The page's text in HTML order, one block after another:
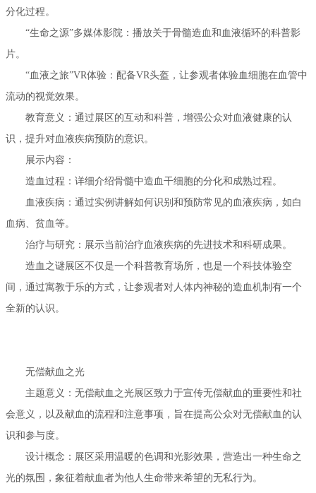
分化过程。
“生命之源”多媒体影院：播放关于骨髓造血和血液循环的科普影
片。
“血液之旅”VR体验：配备VR头盔，让参观者体验血细胞在血管中
流动的视觉效果。
教育意义：通过展区的互动和科普，增强公众对血液健康的认
识，提升对血液疾病预防的意识。
展示内容：
造血过程：详细介绍骨髓中造血干细胞的分化和成熟过程。
血液疾病：通过实例讲解如何识别和预防常见的血液疾病，如白
血病、贫血等。
治疗与研究：展示当前治疗血液疾病的先进技术和科研成果。
造血之谜展区不仅是一个科普教育场所，也是一个科技体验空
间，通过寓教于乐的方式，让参观者对人体内神秘的造血机制有一个
全新的认识。
无偿献血之光
主题意义：无偿献血之光展区致力于宣传无偿献血的重要性和社
会意义，以及献血的流程和注意事项，旨在提高公众对无偿献血的认
识和参与度。
设计概念：展区采用温暖的色调和光影效果，营造出一种生命之
光的氛围，象征着献血者为他人生命带来希望的无私行为。